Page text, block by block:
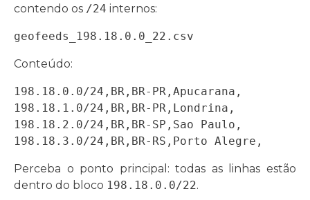
contendo os /24 internos:
geofeeds_198.18.0.0_22.csv
Conteúdo:
198.18.0.0/24,BR,BR-PR,Apucarana,
198.18.1.0/24,BR,BR-PR,Londrina,
198.18.2.0/24,BR,BR-SP,Sao Paulo,
198.18.3.0/24,BR,BR-RS,Porto Alegre,
Perceba o ponto principal: todas as linhas estão
dentro do bloco 198.18.0.0/22.